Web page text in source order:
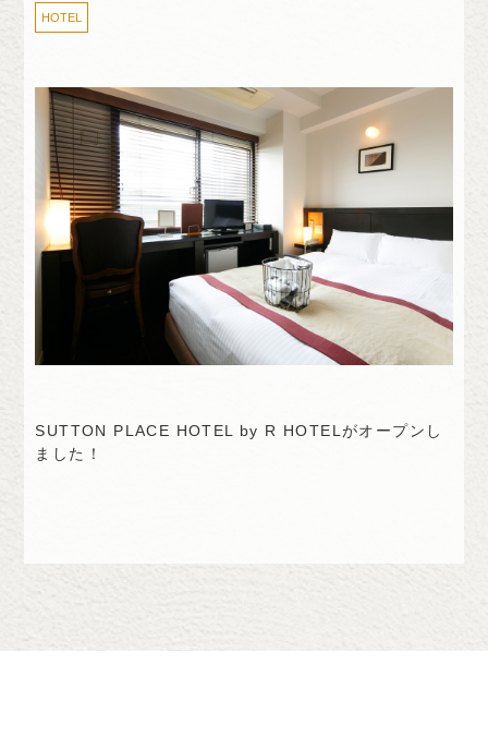
HOTEL
SUTTON PLACE HOTEL by R HOTELがオープンし
ました！